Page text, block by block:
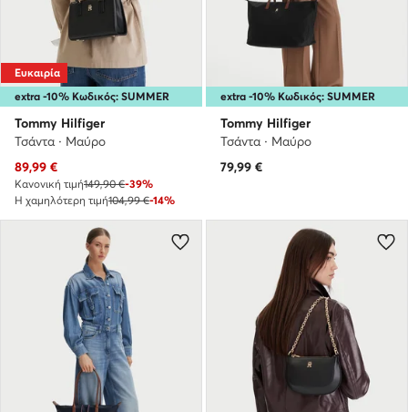
extra -10% Κωδικός: SUMMER
Ευκαιρία
Tommy Hilfiger
Τσάντα · Μαύρο
Τρέχουσα τιμή
89,99 €
Κανονική τιμή149,90 €-39%
Η χαμηλότερη τιμή104,99 €-14%
extra -10% Κωδικός: SUMMER
Tommy Hilfiger
Τσάντα · Μαύρο
79,99 €